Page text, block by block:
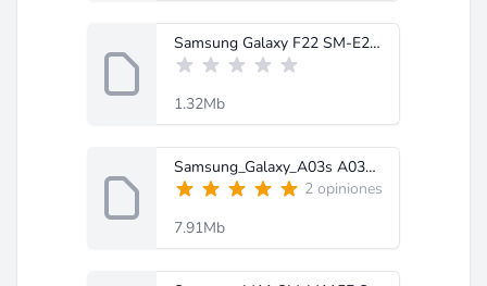
Samsung Galaxy F22 SM-E225F Service Manual.zip
1.32Mb
Samsung_Galaxy_A03s A037F_Schematic-MobileRdx.com.rar
2 opiniones
7.91Mb